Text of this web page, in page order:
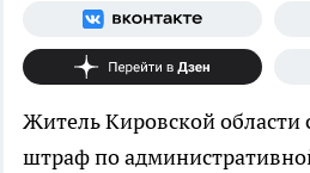
Житель Кировской области
штраф по